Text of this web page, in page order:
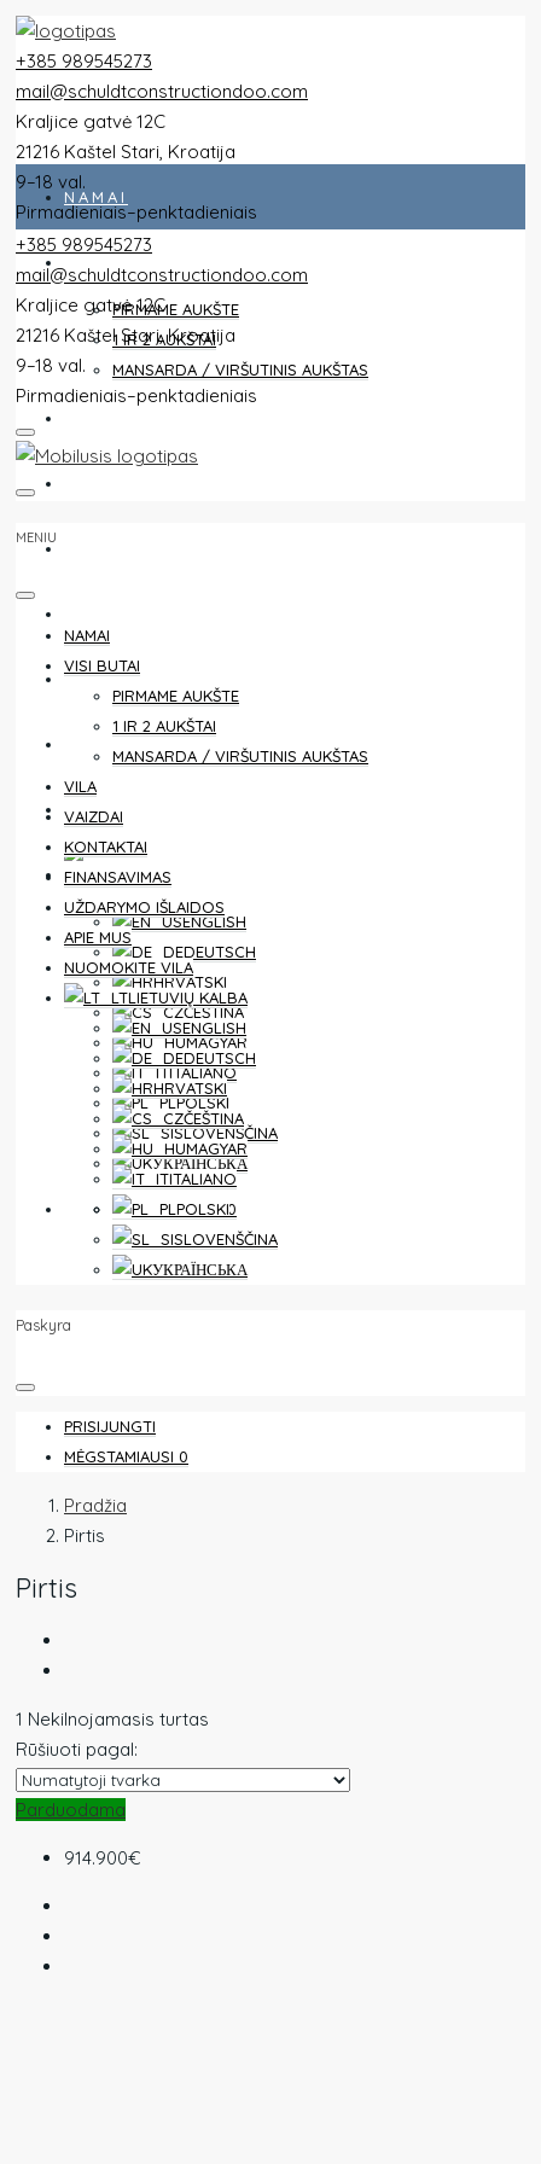
+385 989545273
mail@schuldtconstructiondoo.com
Kraljice gatvė 12C
21216 Kaštel Stari, Kroatija
9–18 val.
Pirmadieniais–penktadieniais
NAMAI
PIRMAME AUKŠTE
1 IR 2 AUKŠTAI
MANSARDA / VIRŠUTINIS AUKŠTAS
UŽDARYMO IŠLAIDOS
NUOMOKITE VILA
LIETUVIŲ KALBA
ENGLISH
DEUTSCH
HRVATSKI
ČEŠTINA
MAGYAR
ITALIANO
POLSKI
SLOVENŠČINA
УКРАЇНСЬКА
MĖGSTAMIAUSI0
+385 989545273
mail@schuldtconstructiondoo.com
Kraljice gatvė 12C
21216 Kaštel Stari, Kroatija
9–18 val.
Pirmadieniais–penktadieniais
MENIU
NAMAI
VISI BUTAI
PIRMAME AUKŠTE
1 IR 2 AUKŠTAI
MANSARDA / VIRŠUTINIS AUKŠTAS
VILA
VAIZDAI
KONTAKTAI
FINANSAVIMAS
UŽDARYMO IŠLAIDOS
APIE MUS
NUOMOKITE VILA
LIETUVIŲ KALBA
ENGLISH
DEUTSCH
HRVATSKI
ČEŠTINA
MAGYAR
ITALIANO
POLSKI
SLOVENŠČINA
УКРАЇНСЬКА
Paskyra
PRISIJUNGTI
MĖGSTAMIAUSI 0
Pradžia
Pirtis
Pirtis
1 Nekilnojamasis turtas
Rūšiuoti pagal:
Parduodama
914.900€